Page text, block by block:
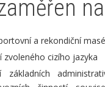
na
a rekondiční
zvoleného cizího jazyka
základních